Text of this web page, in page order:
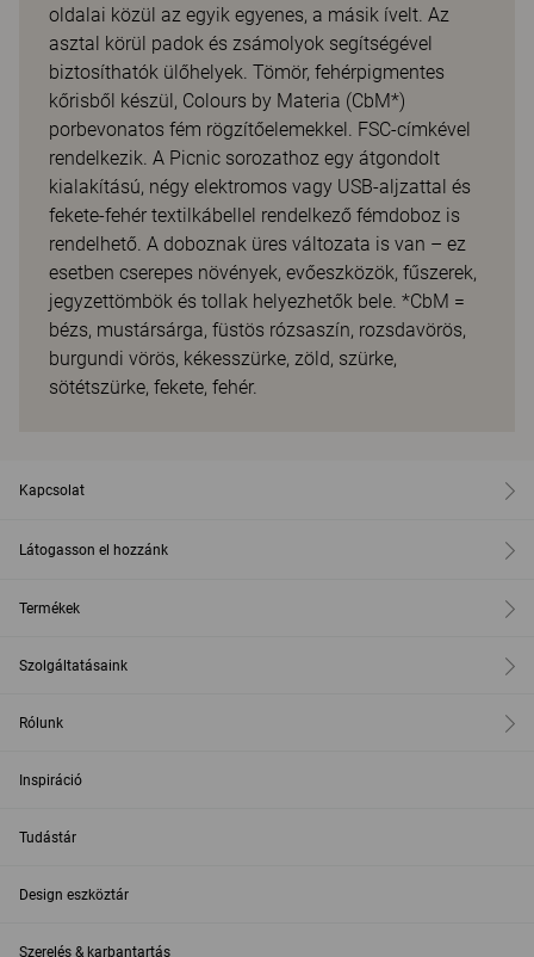
oldalai közül az egyik egyenes, a másik ívelt. Az
asztal körül padok és zsámolyok segítségével
biztosíthatók ülőhelyek. Tömör, fehérpigmentes
kőrisből készül, Colours by Materia (CbM*)
porbevonatos fém rögzítőelemekkel. FSC-címkével
rendelkezik. A Picnic sorozathoz egy átgondolt
kialakítású, négy elektromos vagy USB-aljzattal és
fekete-fehér textilkábellel rendelkező fémdoboz is
rendelhető. A doboznak üres változata is van – ez
esetben cserepes növények, evőeszközök, fűszerek,
jegyzettömbök és tollak helyezhetők bele. *CbM =
bézs, mustársárga, füstös rózsaszín, rozsdavörös,
burgundi vörös, kékesszürke, zöld, szürke,
sötétszürke, fekete, fehér.
Kapcsolat
Látogasson el hozzánk
Termékek
Szolgáltatásaink
Rólunk
Inspiráció
Tudástár
Design eszköztár
Szerelés & karbantartás